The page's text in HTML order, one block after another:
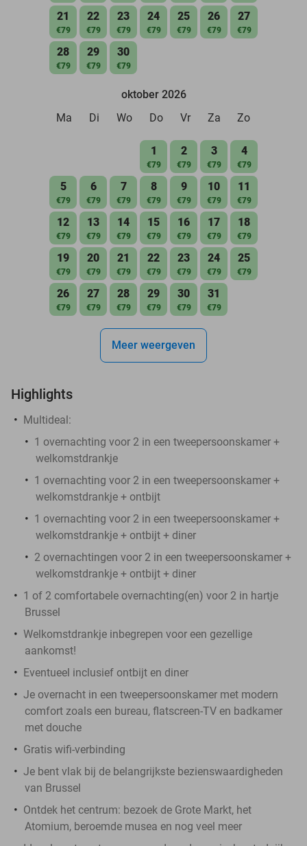
21
€79
22
€79
23
€79
24
€79
25
€79
26
€79
27
€79
28
€79
29
€79
30
€79
oktober 2026
Ma
Di Wo Do Vr Za Zo
1
€79
2
€79
3
€79
4
€79
5
€79
6
€79
7
€79
8
€79
9
€79
10
€79
11
€79
12
€79
13
€79
14
€79
15
€79
16
€79
17
€79
18
€79
19
€79
20
€79
21
€79
22
€79
23
€79
24
€79
25
€79
26
€79
27
€79
28
€79
29
€79
30
€79
31
€79
Meer weergeven
Highlights
Multideal:
1 overnachting voor 2 in een tweepersoonskamer +
welkomstdrankje
1 overnachting voor 2 in een tweepersoonskamer +
welkomstdrankje + ontbijt
1 overnachting voor 2 in een tweepersoonskamer +
welkomstdrankje + ontbijt + diner
2 overnachtingen voor 2 in een tweepersoonskamer +
welkomstdrankje + ontbijt + diner
1 of 2 comfortabele overnachting(en) voor 2 in hartje
Brussel
Welkomstdrankje inbegrepen voor een gezellige
aankomst!
Eventueel inclusief ontbijt en diner
Je overnacht in een tweepersoonskamer met modern
comfort zoals een bureau, flatscreen-TV en badkamer
met douche
Gratis wifi-verbinding
Je bent vlak bij de belangrijkste bezienswaardigheden
van Brussel
Ontdek het centrum: bezoek de Grote Markt, het
Atomium, beroemde musea en nog veel meer